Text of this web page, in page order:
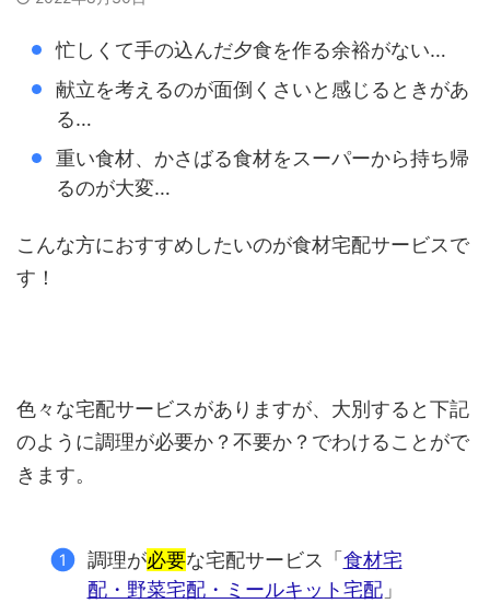
忙しくて手の込んだ夕食を作る余裕がない…
献立を考えるのが面倒くさいと感じるときがあ
る…
重い食材、かさばる食材をスーパーから持ち帰
るのが大変…
こんな方におすすめしたいのが食材宅配サービスで
す！
色々な宅配サービスがありますが、大別すると下記
のように調理が必要か？不要か？でわけることがで
きます。
調理が必要な宅配サービス「食材宅
配・野菜宅配・ミールキット宅配」